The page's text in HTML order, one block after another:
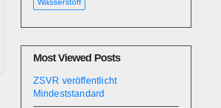
Most Viewed Posts
ZSVR veröffentlicht
Mindeststandard